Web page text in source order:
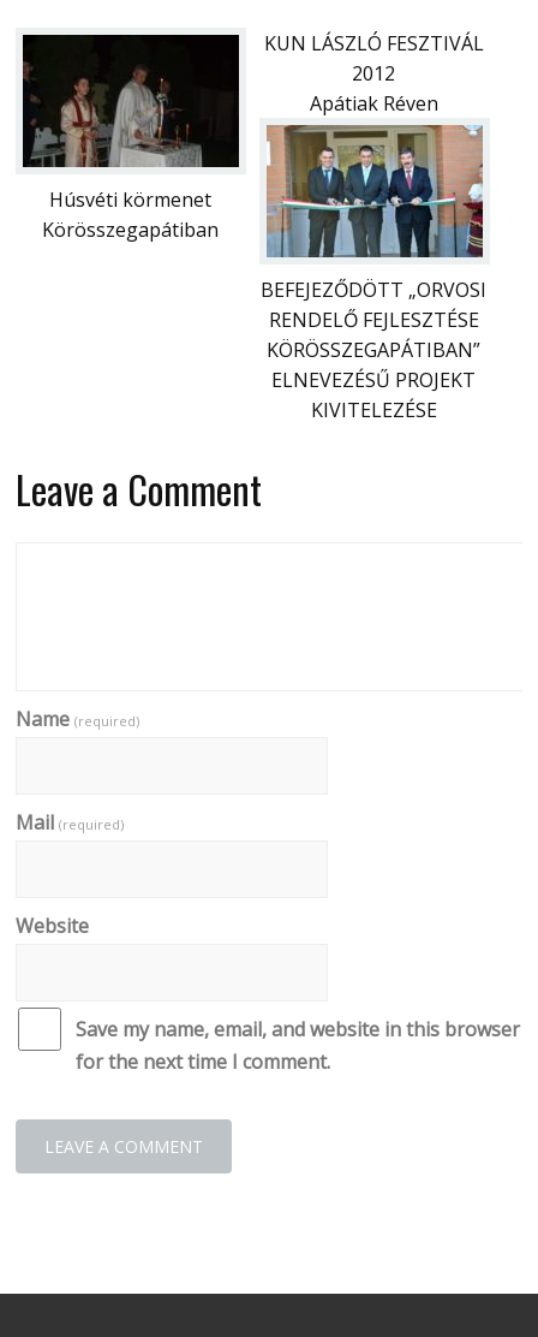
Húsvéti körmenet
Körösszegapátiban
KUN LÁSZLÓ FESZTIVÁL
2012
Apátiak Réven
BEFEJEZŐDÖTT „ORVOSI
RENDELŐ FEJLESZTÉSE
KÖRÖSSZEGAPÁTIBAN”
ELNEVEZÉSŰ PROJEKT
KIVITELEZÉSE
Leave a Comment
Name(required)
Mail(required)
Website
Save my name, email, and website in this browser
for the next time I comment.